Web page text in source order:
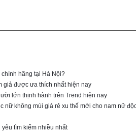
hãng tại Hà Nội?
giả được ưa thích nhất hiện nay
lớn thịnh hành trên Trend hiện nay
nữ không mùi giá rẻ xu thế mới cho nam nữ
tìm kiếm nhiều nhất